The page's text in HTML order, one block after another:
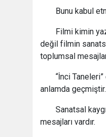
Bunu kabul
Filmi kimin
değil filmin
toplumsal
“İnci
anlamda geçmiştir.
Sanatsal
mesajları vardır.